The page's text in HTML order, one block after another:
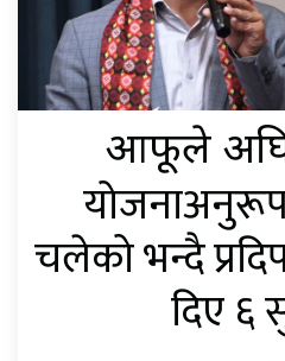
आफूले
चलेको भन्दै
दिए ६